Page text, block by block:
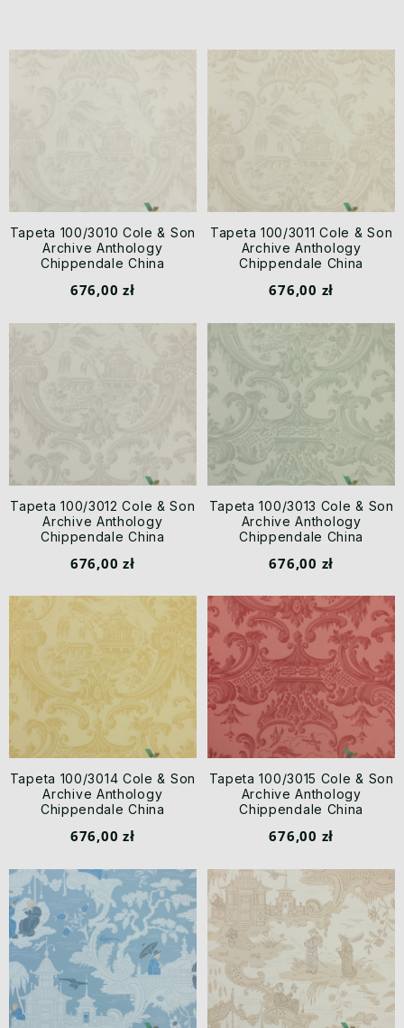
Tapeta 100/3010 Cole & Son
Archive Anthology
Chippendale China
676,00 zł
Tapeta 100/3011 Cole & Son
Archive Anthology
Chippendale China
676,00 zł
Tapeta 100/3012 Cole & Son
Archive Anthology
Chippendale China
676,00 zł
Tapeta 100/3013 Cole & Son
Archive Anthology
Chippendale China
676,00 zł
Tapeta 100/3014 Cole & Son
Archive Anthology
Chippendale China
676,00 zł
Tapeta 100/3015 Cole & Son
Archive Anthology
Chippendale China
676,00 zł